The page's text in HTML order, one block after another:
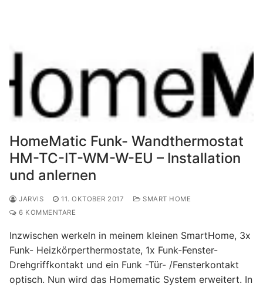
HomeMatic Funk- Wandthermostat
HM-TC-IT-WM-W-EU – Installation
und anlernen
JARVIS 11. OKTOBER 2017
SMART HOME
6 KOMMENTARE
Inzwischen werkeln in meinem kleinen SmartHome, 3x
Funk- Heizkörperthermostate, 1x Funk-Fenster-
Drehgriffkontakt und ein Funk -Tür- /Fensterkontakt
optisch. Nun wird das Homematic System erweitert. In